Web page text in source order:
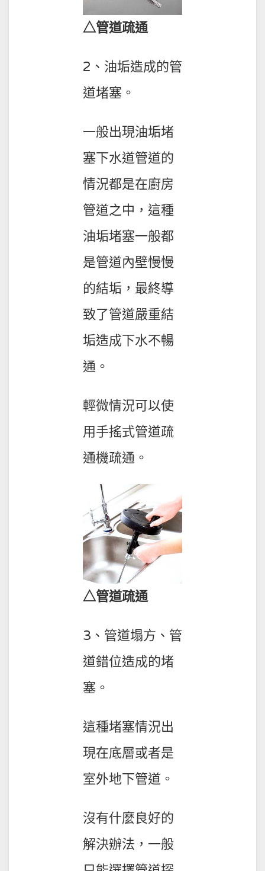
△管道疏通
2、油垢造成的管
道堵塞。
一般出現油垢堵
塞下水道管道的
情況都是在廚房
管道之中，這種
油垢堵塞一般都
是管道內壁慢慢
的結垢，最終導
致了管道嚴重結
垢造成下水不暢
通。
輕微情況可以使
用手搖式管道疏
通機疏通。
△管道疏通
3、管道塌方、管
道錯位造成的堵
塞。
這種堵塞情況出
現在底層或者是
室外地下管道。
沒有什麼良好的
解決辦法，一般